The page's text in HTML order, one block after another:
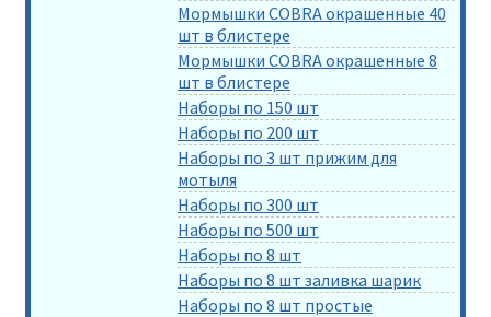
Мормышки COBRA окрашенные 40
шт в блистере
Мормышки COBRA окрашенные 8
шт в блистере
Наборы по 150 шт
Наборы по 200 шт
Наборы по 3 шт прижим для
мотыля
Наборы по 300 шт
Наборы по 500 шт
Наборы по 8 шт
Наборы по 8 шт заливка шарик
Наборы по 8 шт простые